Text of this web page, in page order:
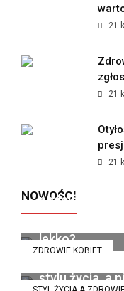
21
21
21
NOWOŚCI
ZDROWIE KOBIET
podejście do
Dieta
organizm
lekko?
stylu życia, a